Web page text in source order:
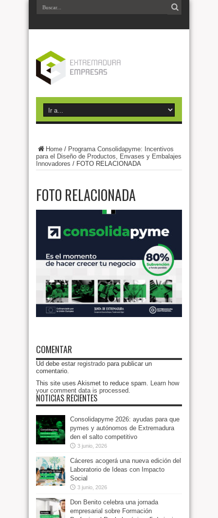
Home / Programa Consolidapyme: Incentivos
para el Diseño de Productos, Envases y Embalajes
Innovadores / FOTO RELACIONADA
FOTO RELACIONADA
COMENTAR
Ud debe estar registrado para publicar un
comentario.
This site uses Akismet to reduce spam. Learn how
your comment data is processed.
NOTICIAS RECIENTES
Consolidapyme 2026: ayudas para que
pymes y autónomos de Extremadura
den el salto competitivo
3 junio, 2026
Cáceres acogerá una nueva edición del
Laboratorio de Ideas con Impacto
Social
3 junio, 2026
Don Benito celebra una jornada
empresarial sobre Formación